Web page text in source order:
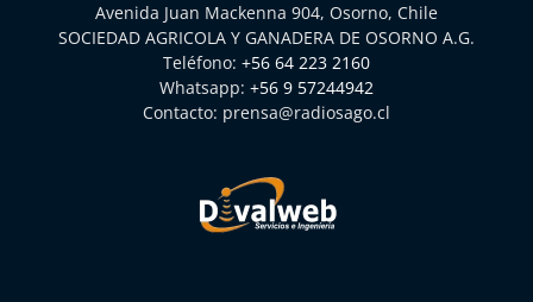
Avenida Juan Mackenna 904, Osorno, Chile
SOCIEDAD AGRICOLA Y GANADERA DE OSORNO A.G.
Teléfono: +56 64 223 2160
Whatsapp: +56 9 57244942
Contacto: prensa@radiosago.cl